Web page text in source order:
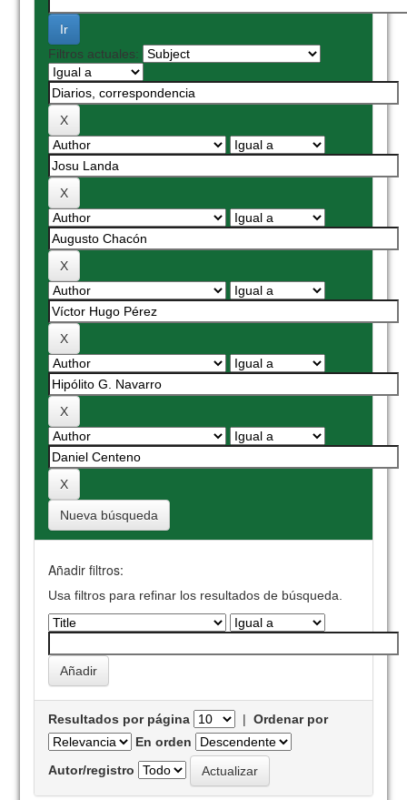
Filtros actuales:
Nueva búsqueda
Añadir filtros:
Usa filtros para refinar los resultados de búsqueda.
Resultados por página |Ordenar por
En orden
Autor/registro